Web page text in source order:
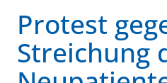
Protest
Streichung